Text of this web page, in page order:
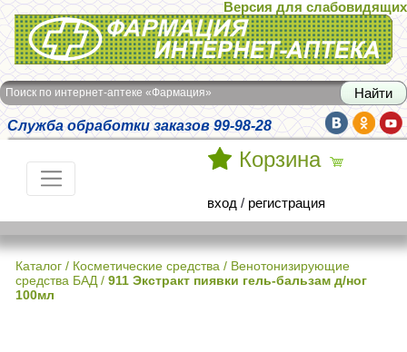
Интернет-аптека Фармация
Версия для слабовидящих
Поиск по интернет-аптеке «Фармация»
Служба обработки заказов 99-98-28
Корзина
вход / регистрация
Каталог / Косметические средства / Венотонизирующие
средства БАД / 911 Экстракт пиявки гель-бальзам д/ног
100мл